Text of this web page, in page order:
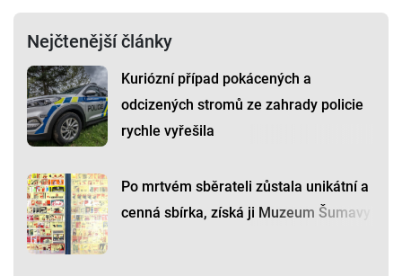
Nejčtenější články
Kuriózní případ pokácených a
odcizených stromů ze zahrady policie
rychle vyřešila
Po mrtvém sběrateli zůstala unikátní a
cenná sbírka, získá ji Muzeum Šumavy